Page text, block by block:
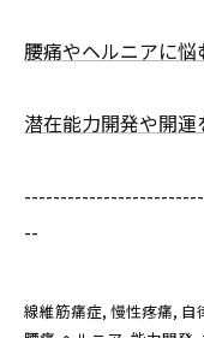
腰痛やヘルニアに
潜在能力開発や開
--
線維筋痛症 慢性疼痛 自